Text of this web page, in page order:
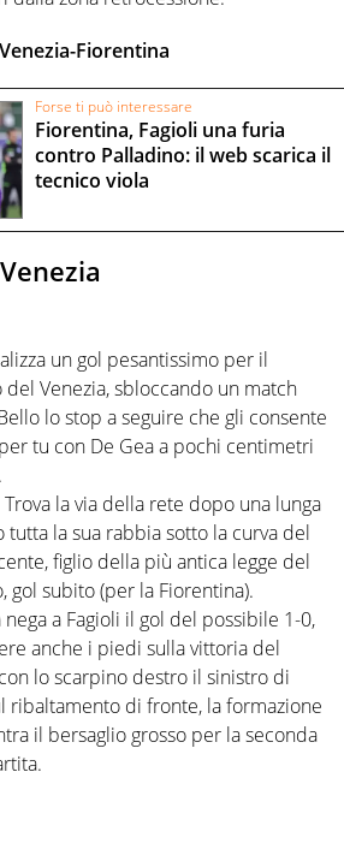
Fiorentina
Forse ti può interessare
Fiorentina, Fagioli una furia
contro Palladino: il web scarica il
tecnico viola
un gol pesantissimo per il
Venezia, sbloccando un match
lo stop a seguire che gli consente
tu con De Gea a pochi centimetri
Trova la via della rete dopo una lunga
tutta la sua rabbia sotto la curva del
figlio della più antica legge del
gol subito (per la Fiorentina).
a Fagioli il gol del possibile 1-0,
anche i piedi sulla vittoria del
lo scarpino destro il sinistro di
ribaltamento di fronte, la formazione
il bersaglio grosso per la seconda